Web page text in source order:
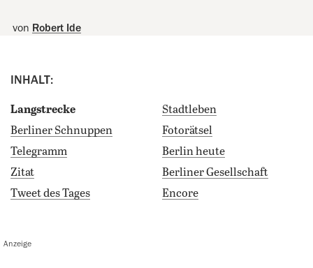
von Robert Ide
INHALT:
Langstrecke
Berliner Schnuppen
Telegramm
Zitat
Tweet des Tages
Stadtleben
Fotorätsel
Berlin heute
Berliner Gesellschaft
Encore
Anzeige